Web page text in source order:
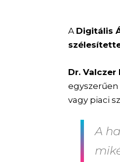
A Digitális
Dr. Valczer
vagy piaci
A